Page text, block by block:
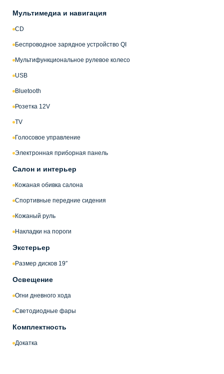
Мультимедиа и навигация
CD
Беспроводное зарядное устройство QI
Мультифункциональное рулевое колесо
USB
Bluetooth
Розетка 12V
TV
Голосовое управление
Электронная приборная панель
Салон и интерьер
Кожаная обивка салона
Спортивные передние сидения
Кожаный руль
Накладки на пороги
Экстерьер
Размер дисков 19″
Освещение
Огни дневного хода
Светодиодные фары
Комплектность
Докатка